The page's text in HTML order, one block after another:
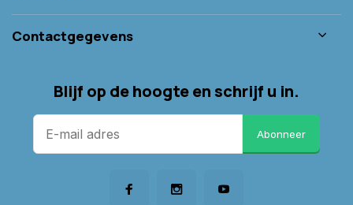
Contactgegevens
Blijf op de hoogte en schrijf u in.
Abonneer